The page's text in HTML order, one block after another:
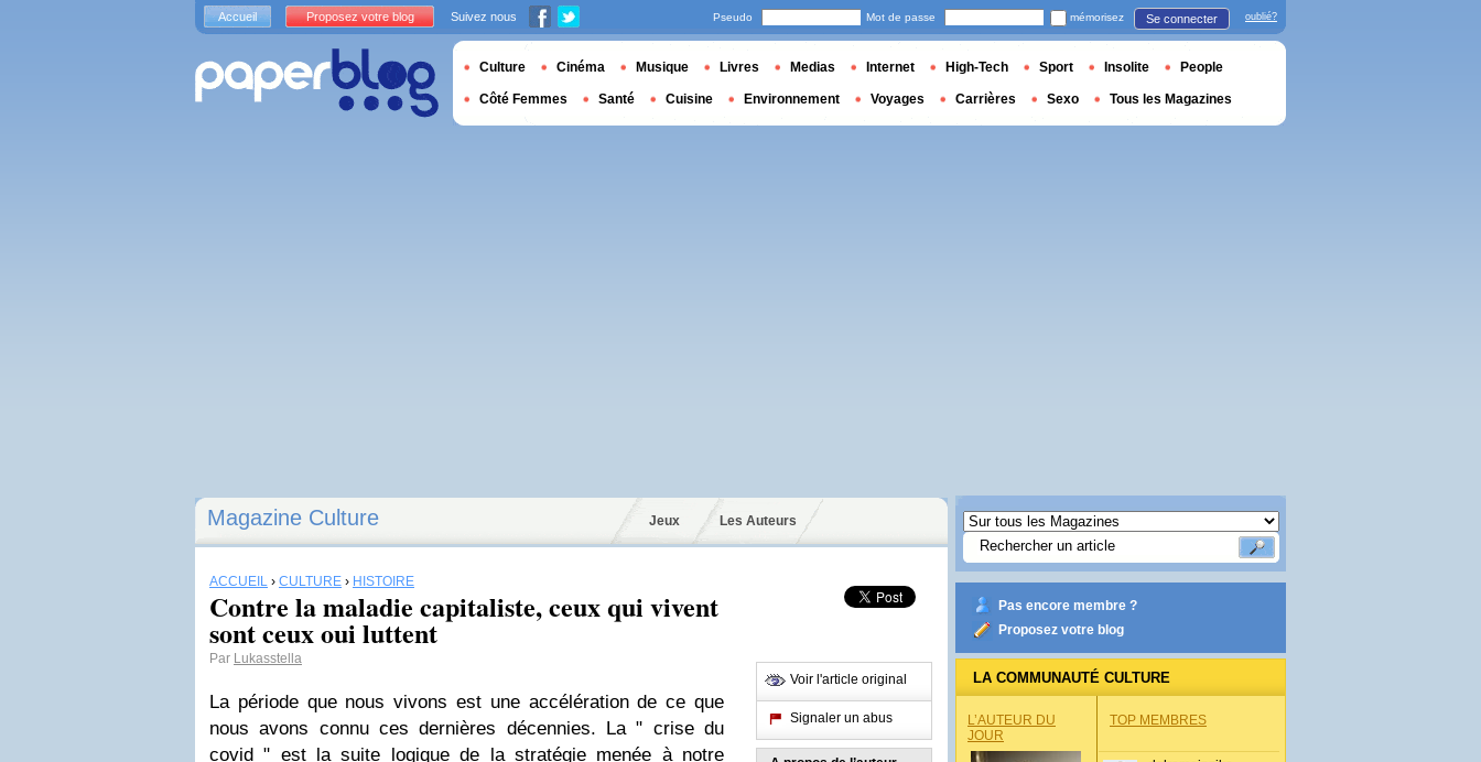
Magazine Culture Jeux Les Auteurs
ACCUEIL › CULTURE › HISTOIRE
Contre la maladie capitaliste, ceux qui vivent
sont ceux oui luttent
Par Lukasstella
La période que nous vivons est une accélération de ce que
nous avons connu ces dernières décennies. La " crise du
covid " est la suite logique de la stratégie menée à notre
Voir l'article original
Signaler un abus
Pas encore membre ?
Proposez votre blog
LA COMMUNAUTÉ CULTURE
L’AUTEUR DU
JOUR
TOP MEMBRES
Accueil Proposez votre blog Suivez nous Pseudo Mot de passe mémorisez Se connecter oublié?
Culture Cinéma Musique Livres Medias Internet High-Tech Sport Insolite People
Côté Femmes Santé Cuisine Environnement Voyages Carrières Sexo Tous les Magazines